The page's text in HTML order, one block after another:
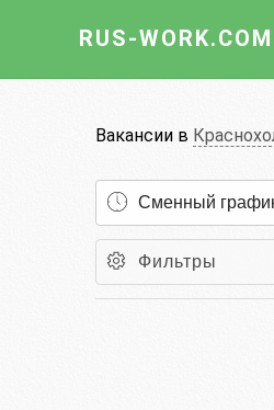
RUS-WORK.COM
Профессии
Вакансии в
Фильтры